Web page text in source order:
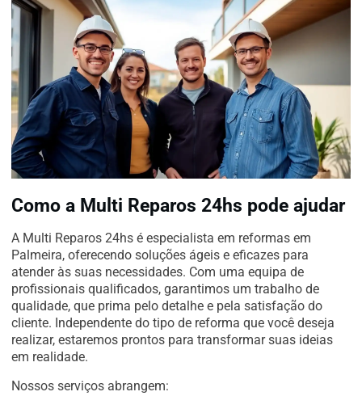
Como a Multi Reparos 24hs pode ajudar
A Multi Reparos 24hs é especialista em reformas em
Palmeira, oferecendo soluções ágeis e eficazes para
atender às suas necessidades. Com uma equipa de
profissionais qualificados, garantimos um trabalho de
qualidade, que prima pelo detalhe e pela satisfação do
cliente. Independente do tipo de reforma que você deseja
realizar, estaremos prontos para transformar suas ideias
em realidade.
Nossos serviços abrangem: